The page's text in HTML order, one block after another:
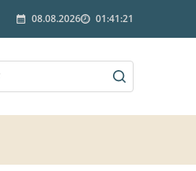
08.08.2026 01:41:21